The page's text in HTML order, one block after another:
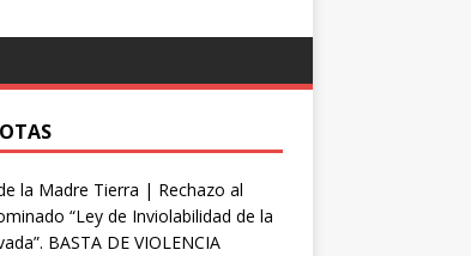
la Madre Tierra | Rechazo al
“Ley de Inviolabilidad de la
BASTA DE VIOLENCIA